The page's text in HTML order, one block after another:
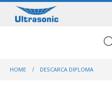
HOME DESCARCA DIPLOMA